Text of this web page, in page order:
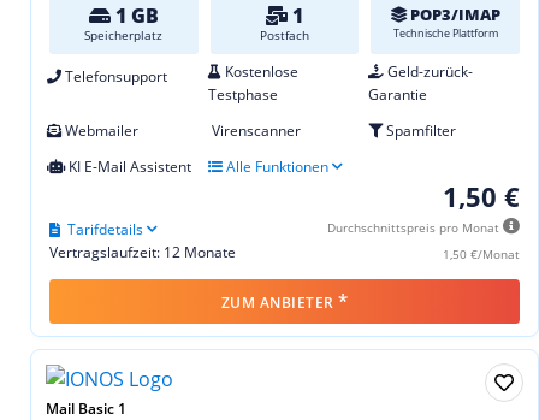
1 GB
Speicherplatz
1
Postfach
POP3/IMAP
Technische Plattform
Telefonsupport
Kostenlose
Testphase
Geld-zurück-
Garantie
Webmailer
Virenscanner
Spamfilter
KI E-Mail Assistent
Alle Funktionen
1,50 €
Durchschnittspreis pro Monat
1,50 €/Monat
Vertragslaufzeit: 12 Monate
Tarifdetails
ZUM ANBIETER *
Mail Basic 1